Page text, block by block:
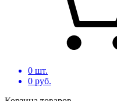
0 шт.
0 руб.